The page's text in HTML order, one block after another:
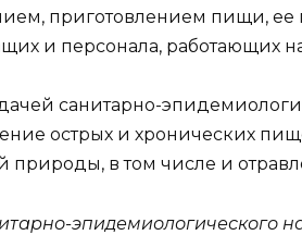
приготовлением пищи, ее
и персонала, работающих
санитарно-
острых и хронических
природы, в том числе и
эпидемиологического